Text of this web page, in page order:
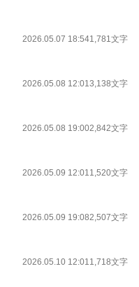
2026.05.07 18:541,781文字
2026.05.08 12:013,138文字
2026.05.08 19:002,842文字
2026.05.09 12:011,520文字
2026.05.09 19:082,507文字
2026.05.10 12:011,718文字